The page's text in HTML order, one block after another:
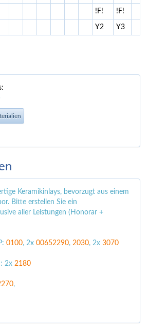
!F! !F!
Y2 Y3
Keramikinlays, bevorzugt aus einem
Bitte erstellen Sie ein
aller Leistungen (Honorar +
0100, 2x 00652290, 2030, 2x 3070
2x 2180
,